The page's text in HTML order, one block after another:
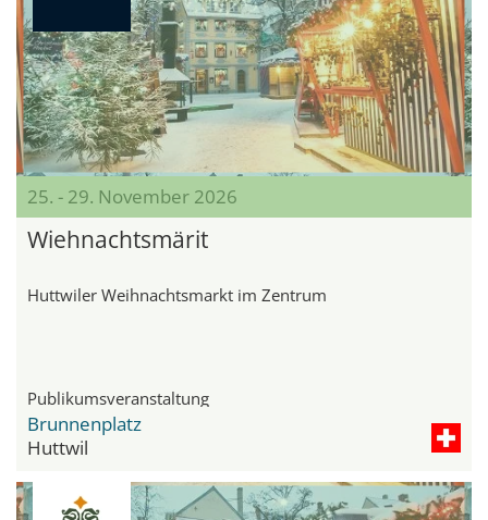
25. - 29. November 2026
Wiehnachtsmärit
Huttwiler Weihnachtsmarkt im Zentrum
Publikumsveranstaltung
Brunnenplatz
Huttwil